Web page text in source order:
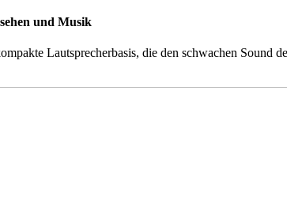
und Musik
Lautsprecherbasis, die den schwachen